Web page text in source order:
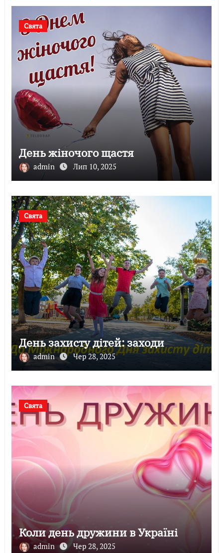
Свята
День жіночого щастя
admin Лип 10, 2025
Свята
День захисту дітей: заходи
admin Чер 28, 2025
Свята
Коли день дружини в Україні
admin Чер 28, 2025